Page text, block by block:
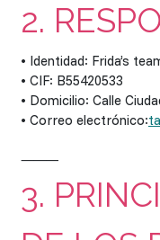
2.
• Identidad: Frida’s
• CIF: B55420533
• Domicilio: Calle
• Correo electrónico:
⸻
3.